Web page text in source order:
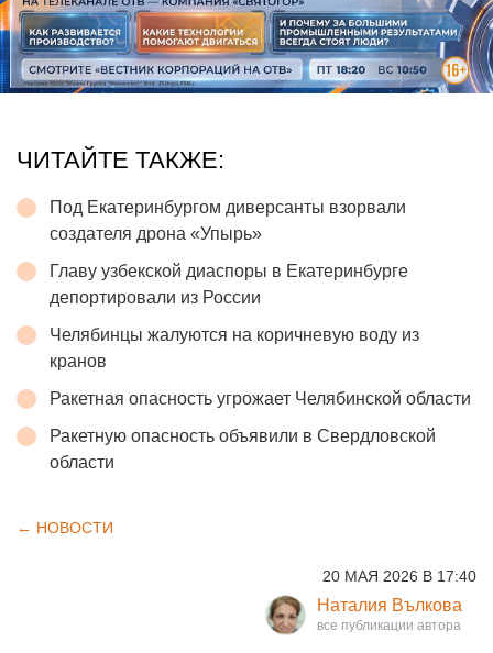
ЧИТАЙТЕ ТАКЖЕ:
Под Екатеринбургом диверсанты взорвали
создателя дрона «Упырь»
Главу узбекской диаспоры в Екатеринбурге
депортировали из России
Челябинцы жалуются на коричневую воду из
кранов
Ракетная опасность угрожает Челябинской области
Ракетную опасность объявили в Свердловской
области
← НОВОСТИ
20 МАЯ 2026 В 17:40
Наталия Вълкова